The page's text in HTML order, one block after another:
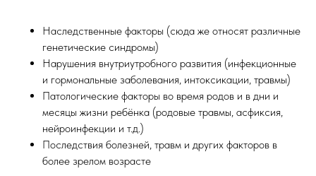
Наследственные факторы (сюда же относят различные
генетические синдромы)
Нарушения внутриутробного развития (инфекционные
и гормональные заболевания, интоксикации, травмы)
Патологические факторы во время родов и в дни и
месяцы жизни ребёнка (родовые травмы, асфиксия,
нейроинфекции и т.д.)
Последствия болезней, травм и других факторов в
более зрелом возрасте